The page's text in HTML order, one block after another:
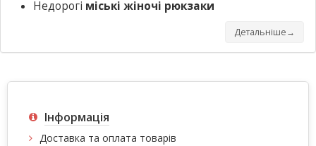
Недорогі міські жіночі рюкзаки
Детальніше→
Інформація
Доставка та оплата товарів